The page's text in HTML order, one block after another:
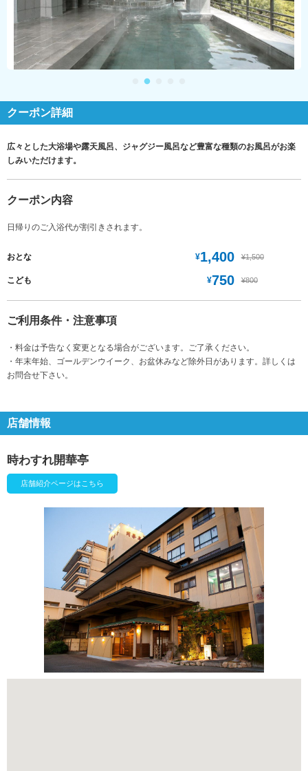
クーポン詳細
広々とした大浴場や露天風呂、ジャグジー風呂など豊富な種類のお風呂がお楽
しみいただけます。
クーポン内容
日帰りのご入浴代が割引きされます。
おとな ¥1,400 ¥1,500
こども ¥750 ¥800
ご利用条件・注意事項
・料金は予告なく変更となる場合がございます。ご了承ください。
・年末年始、ゴールデンウイーク、お盆休みなど除外日があります。詳しくは
お問合せ下さい。
店舗情報
時わすれ開華亭
店舗紹介ページはこちら